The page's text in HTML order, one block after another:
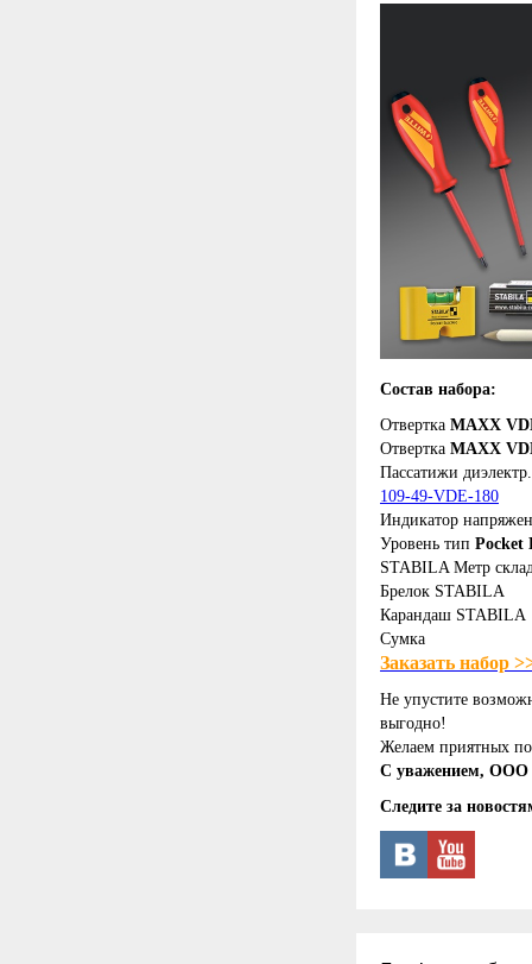
Состав набора:
Отвертка MAXX
Отвертка MAXX
Пассатижи диэлектр.
109-49-VDE-180
Индикатор
Уровень тип Pocket
STABILA Метр
Брелок STABILA
Карандаш STABILA
Сумка
Заказать набор
Не упустите
выгодно!
Желаем приятных
С уважением, ООО
Следите за